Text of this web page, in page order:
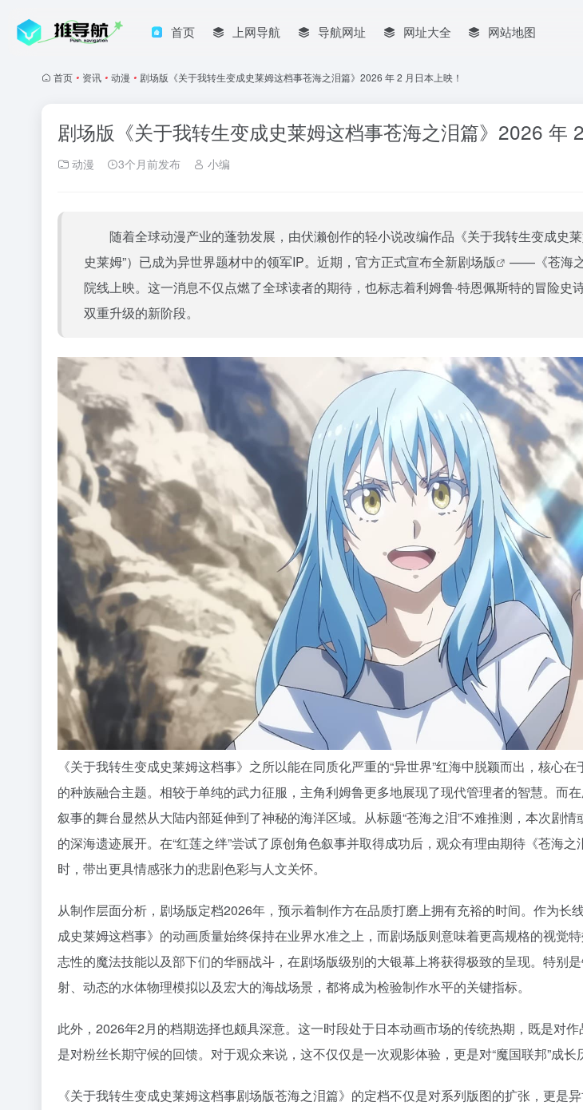
首页 上网导航 导航网址 网址大全 网站地图
首页 • 资讯 • 动漫 • 剧场版《关于我转生变成史莱姆这档事苍海之泪篇》2026 年 2 月日本上映！
剧场版《关于我转生变成史莱姆这档事苍海之泪篇》2026 年
动漫 3个月前发布 小编
随着全球动漫产业的蓬勃发展，由伏濑创作的轻小说改编作品《关于我转生变成史
史莱姆”）已成为异世界题材中的领军IP。近期，官方正式宣布全新剧场版
——《苍海之
院线上映。这一消息不仅点燃了全球读者的期待，也标志着利姆鲁·特恩佩斯特的冒险史
双重升级的新阶段。
《关于我转生变成史莱姆这档事》之所以能在同质化严重的“异世界”红海中脱颖而出，核心
的种族融合主题。相较于单纯的武力征服，主角利姆鲁更多地展现了现代管理者的智慧。而在
叙事的舞台显然从大陆内部延伸到了神秘的海洋区域。从标题“苍海之泪”不难推测，本次剧
的深海遗迹展开。在“红莲之绊”尝试了原创角色叙事并取得成功后，观众有理由期待《苍海
时，带出更具情感张力的悲剧色彩与人文关怀。
从制作层面分析，剧场版定档2026年，预示着制作方在品质打磨上拥有充裕的时间。作为长
成史莱姆这档事》的动画质量始终保持在业界水准之上，而剧场版则意味着更高规格的视觉
志性的魔法技能以及部下们的华丽战斗，在剧场版级别的大银幕上将获得极致的呈现。特别
射、动态的水体物理模拟以及宏大的海战场景，都将成为检验制作水平的关键指标。
此外，2026年2月的档期选择也颇具深意。这一时段处于日本动画市场的传统热期，既是对
是对粉丝长期守候的回馈。对于观众来说，这不仅仅是一次观影体验，更是对“魔国联邦”成长
《关于我转生变成史莱姆这档事剧场版苍海之泪篇》的定档不仅是对系列版图的扩张，更是